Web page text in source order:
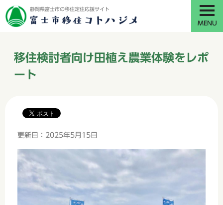
静岡県富士市の移住定住応援サイト
MENU
移住検討者向け田植え農業体験をレポ
ート
更新日：2025年5月15日